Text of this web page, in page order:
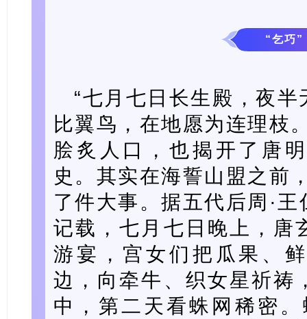
“乞巧”
“七月七日长生殿，夜
比翼鸟，在地愿为连理枝
脍炙人口，也揭开了唐
史。其实在海誓山盟之前
了件大事。据五代后周·
记载，七月七日晚上，唐
游宴，宫女们把瓜果、
边，向牵牛、织女星祈祷
中，第二天看蛛网稀密